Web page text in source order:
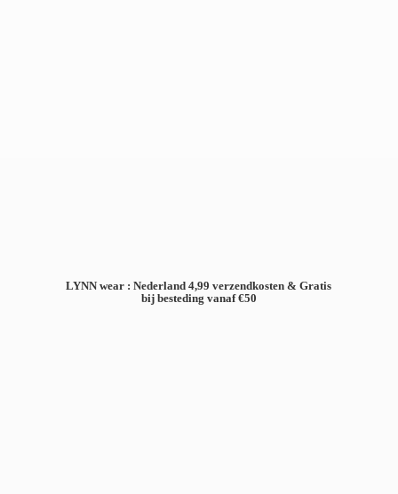
LYNN wear : Nederland 4,99 verzendkosten & Gratis
bij besteding vanaf €50